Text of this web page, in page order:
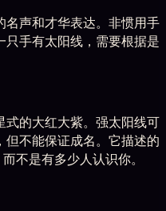
名声和才华表达。非惯用手
手有太阳线，需要根据是
式的大红大紫。强太阳线可
不能保证成名。它描述的
不是有多少人认识你。